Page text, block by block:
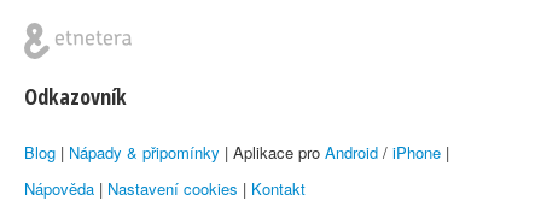
Odkazovník
Blog | Nápady & připomínky | Aplikace pro Android / iPhone |
Nápověda | Nastavení cookies | Kontakt